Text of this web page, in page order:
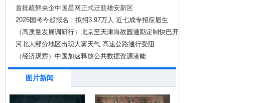
世界的语言
首批疏解央企中国星网正式迁驻雄安新区
2025国考今起报名：拟招3.97万人 近七成专招应届生
（高质量发展调研行）北京至天津海教园通勤定制快巴开
通试运营
河北大部分地区出现大雾天气 高速公路通行受阻
（经济观察）中国加速释放公共数据资源潜能
图片新闻